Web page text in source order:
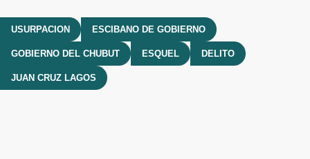
USURPACION ESCIBANO DE GOBIERNO
GOBIERNO DEL CHUBUT ESQUEL DELITO
JUAN CRUZ LAGOS